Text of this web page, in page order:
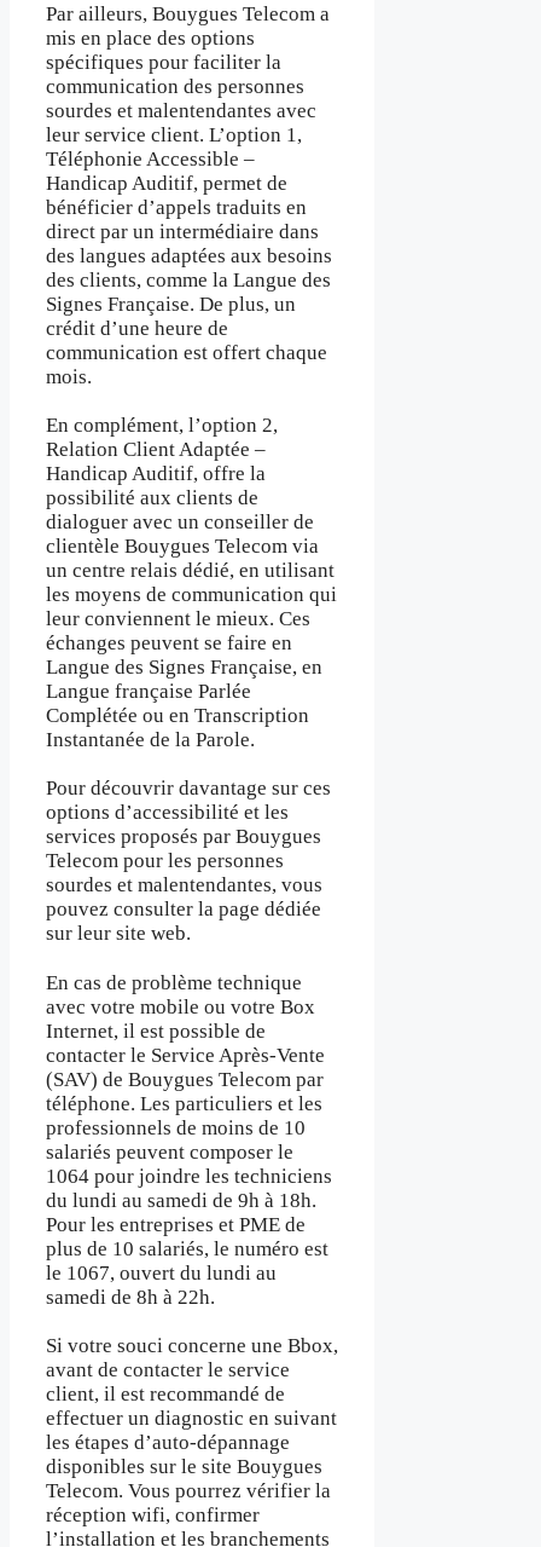
Par ailleurs, Bouygues Telecom a
mis en place des options
spécifiques pour faciliter la
communication des personnes
sourdes et malentendantes avec
leur service client. L’option 1,
Téléphonie Accessible –
Handicap Auditif, permet de
bénéficier d’appels traduits en
direct par un intermédiaire dans
des langues adaptées aux besoins
des clients, comme la Langue des
Signes Française. De plus, un
crédit d’une heure de
communication est offert chaque
mois.
En complément, l’option 2,
Relation Client Adaptée –
Handicap Auditif, offre la
possibilité aux clients de
dialoguer avec un conseiller de
clientèle Bouygues Telecom via
un centre relais dédié, en utilisant
les moyens de communication qui
leur conviennent le mieux. Ces
échanges peuvent se faire en
Langue des Signes Française, en
Langue française Parlée
Complétée ou en Transcription
Instantanée de la Parole.
Pour découvrir davantage sur ces
options d’accessibilité et les
services proposés par Bouygues
Telecom pour les personnes
sourdes et malentendantes, vous
pouvez consulter la page dédiée
sur leur site web.
En cas de problème technique
avec votre mobile ou votre Box
Internet, il est possible de
contacter le Service Après-Vente
(SAV) de Bouygues Telecom par
téléphone. Les particuliers et les
professionnels de moins de 10
salariés peuvent composer le
1064 pour joindre les techniciens
du lundi au samedi de 9h à 18h.
Pour les entreprises et PME de
plus de 10 salariés, le numéro est
le 1067, ouvert du lundi au
samedi de 8h à 22h.
Si votre souci concerne une Bbox,
avant de contacter le service
client, il est recommandé de
effectuer un diagnostic en suivant
les étapes d’auto-dépannage
disponibles sur le site Bouygues
Telecom. Vous pourrez vérifier la
réception wifi, confirmer
l’installation et les branchements